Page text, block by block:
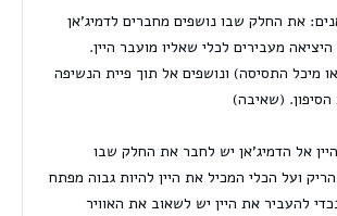
את החלק שבו נושפים מחברים לדמיג'אן
מעבירים לכלי שאליו מועבר היין.
מיכל התסיסה) ונושפים אל תוך פיית הנשיפה
(שאיבה)
אל הדמיג'אן יש לחבר את החלק שבו
ועל הכלי המכיל את היין להיות גבוה מפתח
להעביר את היין יש לשאוב את האוויר